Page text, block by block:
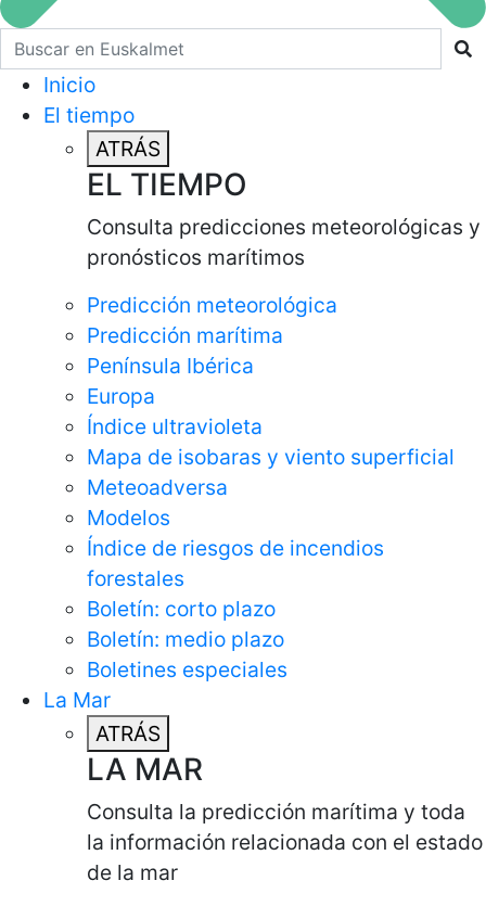
Buscar en euskalmet
Inicio
El tiempo
ATRÁS
EL TIEMPO
Consulta predicciones meteorológicas y
pronósticos marítimos
Predicción meteorológica
Predicción marítima
Península Ibérica
Europa
Índice ultravioleta
Mapa de isobaras y viento superficial
Meteoadversa
Modelos
Índice de riesgos de incendios
forestales
Boletín: corto plazo
Boletín: medio plazo
Boletines especiales
La Mar
ATRÁS
LA MAR
Consulta la predicción marítima y toda
la información relacionada con el estado
de la mar